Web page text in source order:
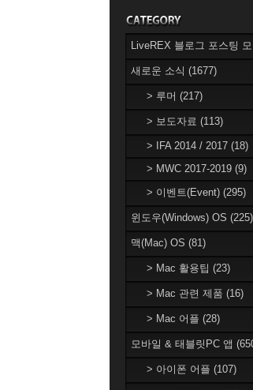
LiveREX 블로그 포스팅
새로운 소식 (1677)
> 루머 (217)
> 보도자료 (113)
> IFA 2014 / 2017 (18)
> MWC 2017-2019 (9)
> 이벤트(Event) (295)
윈도우(Windows) OS (225)
맥(Mac) OS (81)
> Mac 활용팁 (23)
> Mac 관련 제품 (16)
> Mac 어플 (28)
모바일 & 태블릿PC 앱
> 아이폰 어플 (107)